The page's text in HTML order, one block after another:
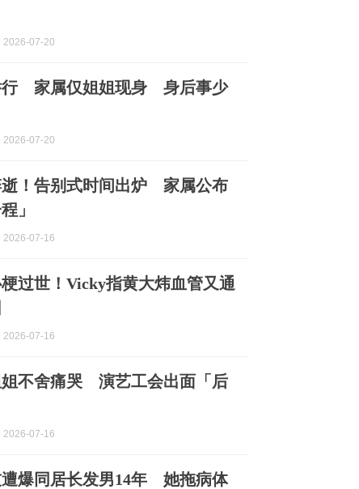
2026-07-20
行 家属仅姐姐现身 身后事少
2026-07-20
逝！告别式时间出炉 家属公布
」
2026-07-16
过世！Vicky指黄大炜血管又通
2026-07-16
姐不舍痛哭 演艺工会出面「后
2026-07-16
遭爆同居长发男14年 她拖病体